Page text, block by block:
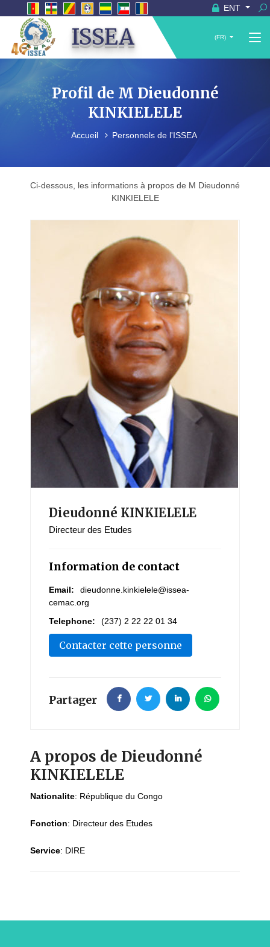
ENT
ISSEA (FR)
Profil de M Dieudonné
KINKIELELE
Accueil Personnels de l'ISSEA
Ci-dessous, les informations à propos de M Dieudonné
KINKIELELE
Dieudonné KINKIELELE
Directeur des Etudes
Information de contact
Email:
dieudonne.kinkielele@issea-
cemac.org
Telephone:
(237) 2 22 22 01 34
Contacter cette personne
Partager
A propos de Dieudonné
KINKIELELE
Nationalite: République du Congo
Fonction: Directeur des Etudes
Service: DIRE